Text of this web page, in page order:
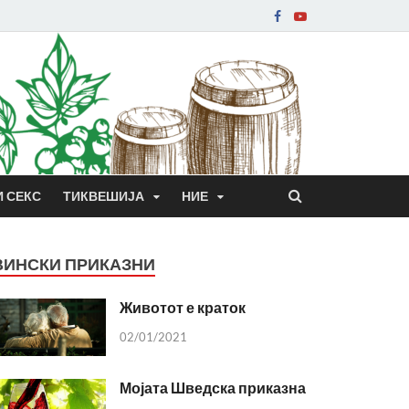
СЕКС ТИКВЕШИЈА НИЕ
ПРИКАЗНИ
Животот е краток
02/01/2021
Мојата Шведска приказна